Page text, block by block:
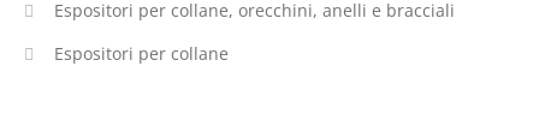
Espositori per collane, orecchini, anelli e bracciali
Espositori per collane